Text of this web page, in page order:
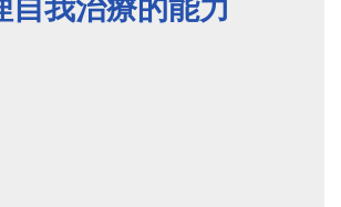
自我治療的能力